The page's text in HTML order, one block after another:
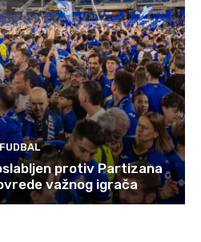
FUDBAL
protiv Partizana
važnog igrača